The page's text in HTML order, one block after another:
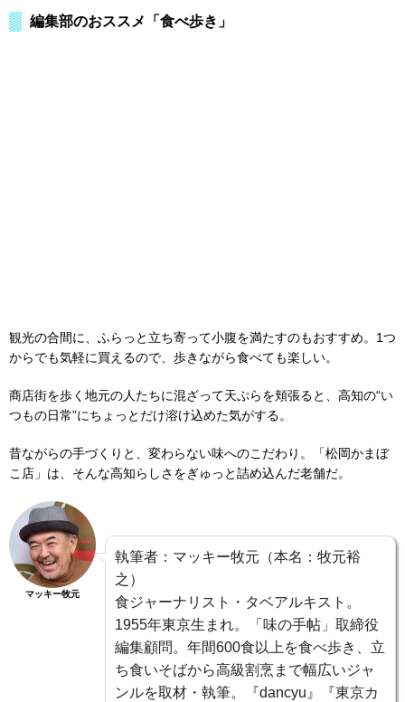
編集部のおススメ「食べ歩き」
観光の合間に、ふらっと立ち寄って小腹を満たすのもおすすめ。1つ
からでも気軽に買えるので、歩きながら食べても楽しい。
商店街を歩く地元の人たちに混ざって天ぷらを頬張ると、高知の“い
つもの日常”にちょっとだけ溶け込めた気がする。
昔ながらの手づくりと、変わらない味へのこだわり。「松岡かまぼ
こ店」は、そんな高知らしさをぎゅっと詰め込んだ老舗だ。
マッキー牧元
執筆者：マッキー牧元（本名：牧元裕
之）
食ジャーナリスト・タベアルキスト。
1955年東京生まれ。「味の手帖」取締役
編集顧問。年間600食以上を食べ歩き、立
ち食いそばから高級割烹まで幅広いジャ
ンルを取材・執筆。『dancyu』『東京カ